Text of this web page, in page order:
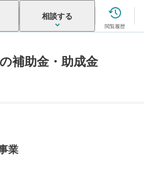
相談する
閲覧履歴
補助金・助成金
業